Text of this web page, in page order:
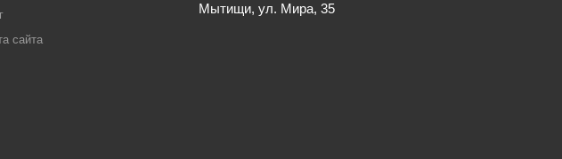
сайта
Мытищи, ул. Мира, 35